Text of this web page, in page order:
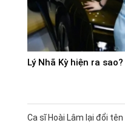
Lý Nhã Kỳ hiện ra sao?
Ca sĩ Hoài Lâm lại đổi tên